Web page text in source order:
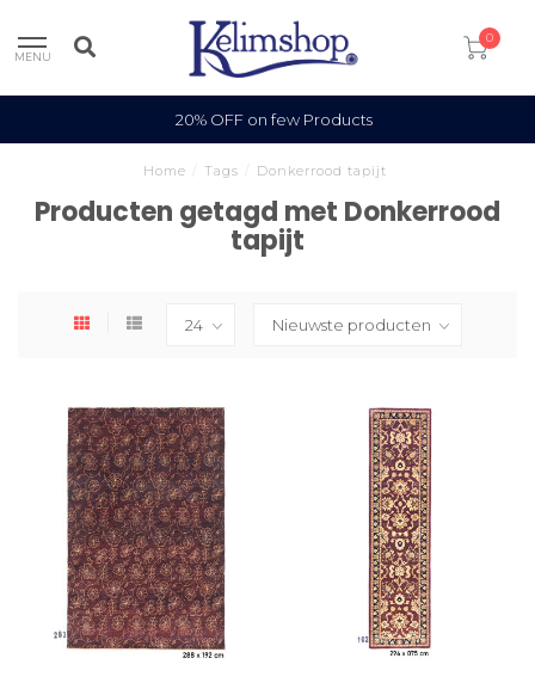
MENU
0
20% OFF on few Products
Home Tags Donkerrood tapijt
Producten getagd met Donkerrood
tapijt